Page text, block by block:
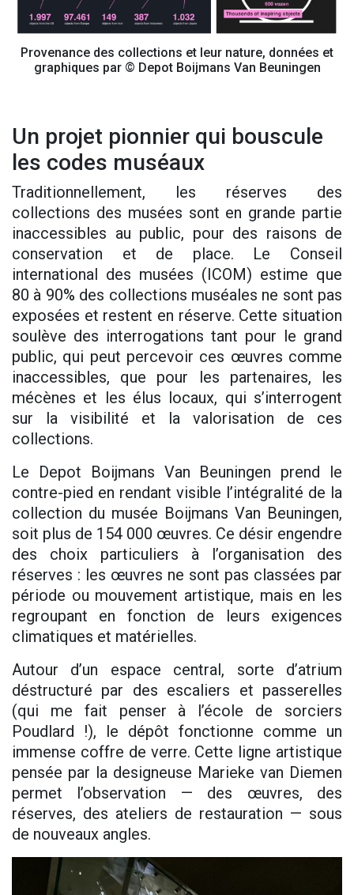
Provenance des collections et leur nature, données et
graphiques par © Depot Boijmans Van Beuningen
Un projet pionnier qui bouscule
les codes muséaux
Traditionnellement, les réserves des
collections des musées sont en grande partie
inaccessibles au public, pour des raisons de
conservation et de place. Le Conseil
international des musées (ICOM) estime que
80 à 90% des collections muséales ne sont pas
exposées et restent en réserve. Cette situation
soulève des interrogations tant pour le grand
public, qui peut percevoir ces œuvres comme
inaccessibles, que pour les partenaires, les
mécènes et les élus locaux, qui s’interrogent
sur la visibilité et la valorisation de ces
collections.
Le Depot Boijmans Van Beuningen prend le
contre-pied en rendant visible l’intégralité de la
collection du musée Boijmans Van Beuningen,
soit plus de 154 000 œuvres. Ce désir engendre
des choix particuliers à l’organisation des
réserves : les œuvres ne sont pas classées par
période ou mouvement artistique, mais en les
regroupant en fonction de leurs exigences
climatiques et matérielles.
Autour d’un espace central, sorte d’atrium
déstructuré par des escaliers et passerelles
(qui me fait penser à l’école de sorciers
Poudlard !), le dépôt fonctionne comme un
immense coffre de verre. Cette ligne artistique
pensée par la designeuse Marieke van Diemen
permet l’observation — des œuvres, des
réserves, des ateliers de restauration — sous
de nouveaux angles.